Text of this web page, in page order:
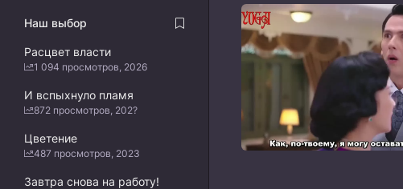
Наш выбор
Расцвет власти
1 094 просмотров, 2026
И вспыхнуло пламя
872 просмотров, 202?
Цветение
487 просмотров, 2023
Завтра снова на работу!